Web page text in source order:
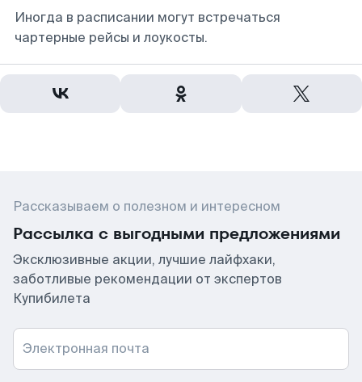
Иногда в расписании могут встречаться
чартерные рейсы и лоукосты.
Рассказываем о полезном и интересном
Рассылка с выгодными предложениями
Эксклюзивные акции, лучшие лайфхаки,
заботливые рекомендации от экспертов
Купибилета
Электронная почта